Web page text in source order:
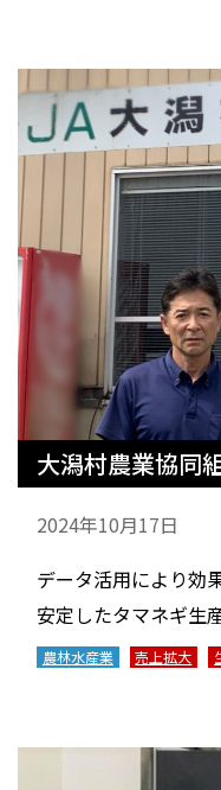
大潟村農業協同
2024年10月17日
データ活用により効
安定したタマネギ生
農林水産業 売上拡大